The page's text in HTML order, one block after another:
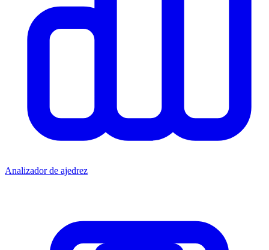
Analizador de ajedrez